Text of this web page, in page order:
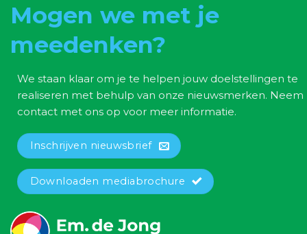
Mogen we met je
meedenken?
We staan klaar om je te helpen jouw doelstellingen te
realiseren met behulp van onze nieuwsmerken. Neem
contact met ons op voor meer informatie.
Inschrijven nieuwsbrief
Downloaden mediabrochure